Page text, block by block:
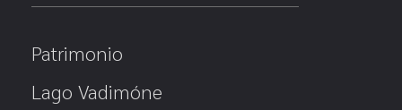
Patrimonio
Lago Vadimóne